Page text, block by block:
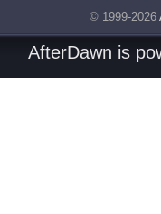
© 1999-2026
AfterDawn is